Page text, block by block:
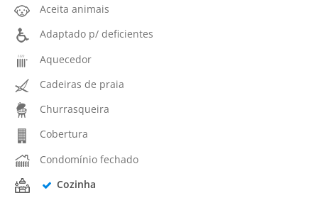
Aceita animais
Adaptado p/ deficientes
Aquecedor
Cadeiras de praia
Churrasqueira
Cobertura
Condomínio fechado
Cozinha